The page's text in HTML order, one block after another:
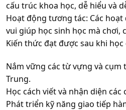
cấu trúc khoa học, dễ hiểu và
Hoạt động tương tác: Các
vui giúp học sinh học mà chơi,
Kiến thức đạt được sau khi học
Nắm vững các từ vựng và
Trung.
Học cách viết và nhận diện các
Phát triển kỹ năng giao tiếp